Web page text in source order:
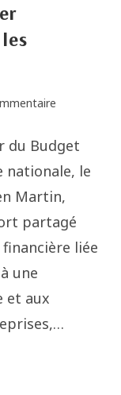
du Budget
nationale, le
Martin,
partagé
liée
une
et aux